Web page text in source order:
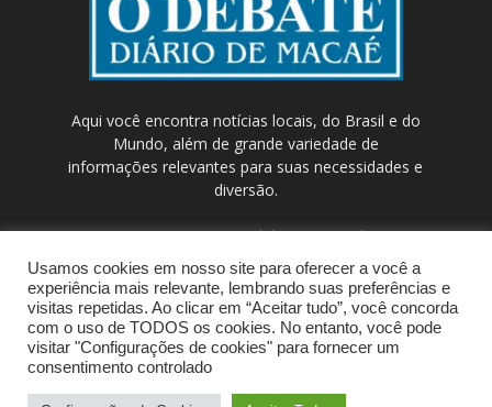
Aqui você encontra notícias locais, do Brasil e do
Mundo, além de grande variedade de
informações relevantes para suas necessidades e
diversão.
Contato:contato@odebateon.com.br /
comercia@odebateon.com.br
Usamos cookies em nosso site para oferecer a você a
experiência mais relevante, lembrando suas preferências e
visitas repetidas. Ao clicar em “Aceitar tudo”, você concorda
com o uso de TODOS os cookies. No entanto, você pode
visitar "Configurações de cookies" para fornecer um
consentimento controlado